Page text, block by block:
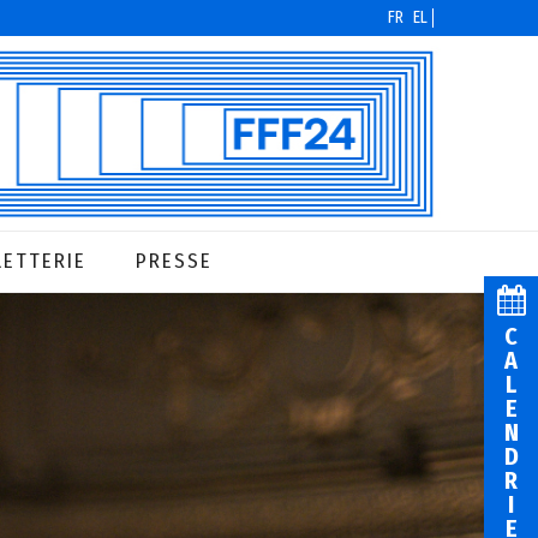
FR EL
PRESSE
C
A
L
E
N
D
R
I
E